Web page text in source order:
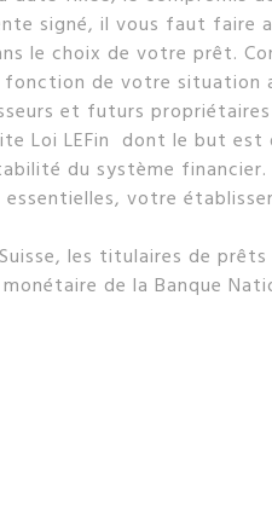
signé, il vous faut faire
le choix de votre prêt.
fonction de votre situation
et futurs
Loi LEFin dont le but
du système financier.
votre
Suisse, les titulaires de
de la Banque